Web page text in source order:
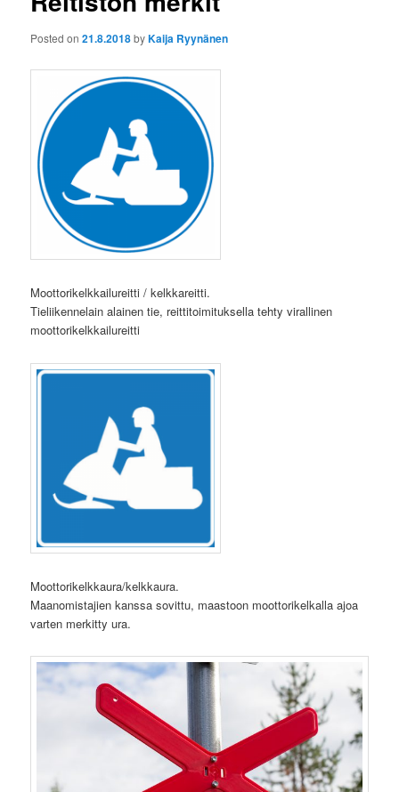
Posted on21.8.2018byKaija Ryynänen
Moottorikelkkailureitti / kelkkareitti.
Tieliikennelain alainen tie, reittitoimituksella tehty virallinen
moottorikelkkailureitti
Moottorikelkkaura/kelkkaura.
Maanomistajien kanssa sovittu, maastoon moottorikelkalla ajoa
varten merkitty ura.